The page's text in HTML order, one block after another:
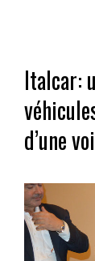
Italcar:
d’une